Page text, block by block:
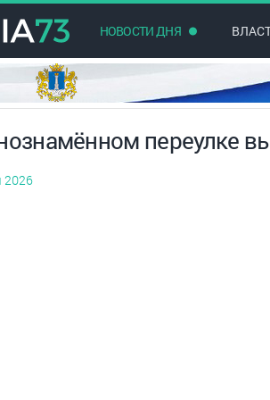
НОВОСТИ ДНЯ
переулке
2026